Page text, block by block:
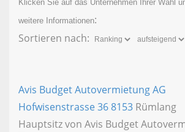
Klicken Sie auf das Unternehmen Ihrer Wahl
weitere Informationen:
Sortieren nach:
Avis Budget Autovermietung AG
Hofwisenstrasse 368153 Rümlang
Hauptsitz von Avis Budget